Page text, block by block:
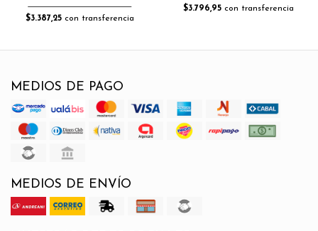
$3.387,25con transferencia
$3.796,95 con transferencia
MEDIOS DE PAGO
MEDIOS DE ENVÍO